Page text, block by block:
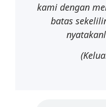
kami dengan
batas